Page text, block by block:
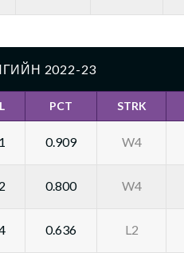
2022-23
L PCT STRK
1 0.909 W4
2 0.800 W4
0.636 L2